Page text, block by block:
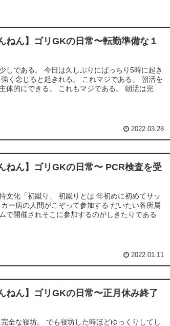
ねん】ゴリGKの日常〜転勤準備な１
しである。 今日は久しぶりにばっちり5時に起き
く念じると起きれる。 これマジである。 朝活を
体的にできる。 これもマジである。 朝活は完
2022.03.28
ねん】ゴリGKの日常〜 PCR検査を受
文化「初蹴り」 初蹴りとは 年初めに初めてサッ
ー病の人間がこぞって参加する だいたい各所属
で開催されそこに参加するのがしきたりである
2022.01.11
ねん】ゴリGKの日常〜正月休み終了
全な寝坊。 でも寝坊した時ほどゆっくりしてし